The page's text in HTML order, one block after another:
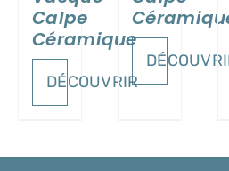
Calpe
Céramique
DÉCOUVRIR